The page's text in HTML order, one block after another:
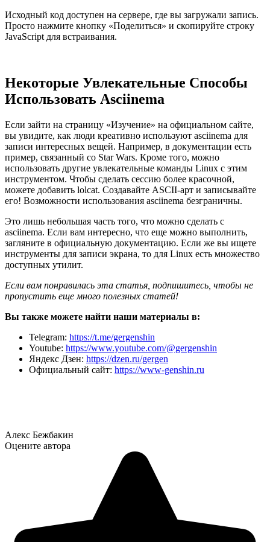
Исходный код доступен на сервере, где вы загружали запись.
Просто нажмите кнопку «Поделиться» и скопируйте строку
JavaScript для встраивания.
Некоторые Увлекательные Способы
Использовать Asciinema
Если зайти на страницу «Изучение» на официальном сайте,
вы увидите, как люди креативно используют asciinema для
записи интересных вещей. Например, в документации есть
пример, связанный со Star Wars. Кроме того, можно
использовать другие увлекательные команды Linux с этим
инструментом. Чтобы сделать сессию более красочной,
можете добавить lolcat. Создавайте ASCII-арт и записывайте
его! Возможности использования asciinema безграничны.
Это лишь небольшая часть того, что можно сделать с
asciinema. Если вам интересно, что еще можно выполнить,
загляните в официальную документацию. Если же вы ищете
инструменты для записи экрана, то для Linux есть множество
доступных утилит.
Если вам понравилась эта статья, подпишитесь, чтобы не
пропустить еще много полезных статей!
Вы также можете найти наши материалы в:
Telegram: https://t.me/gergenshin
Youtube: https://www.youtube.com/@gergenshin
Яндекс Дзен: https://dzen.ru/gergen
Официальный сайт: https://www-genshin.ru
Алекс Бежбакин
Оцените автора